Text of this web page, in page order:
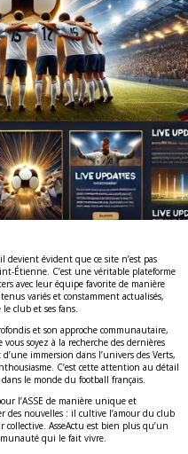
devient évident que ce site n’est pas
Étienne. C’est une véritable plateforme
avec leur équipe favorite de manière
variés et constamment actualisés,
club et ses fans.
et son approche communautaire,
soyez à la recherche des dernières
immersion dans l’univers des Verts,
C’est cette attention au détail
le monde du football français.
l’ASSE de manière unique et
des nouvelles : il cultive l’amour du club
AsseActu est bien plus qu’un
qui le fait vivre.